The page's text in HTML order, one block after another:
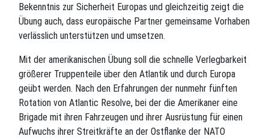
Bekenntnis zur Sicherheit Europas und gleichzeitig zeigt die
Übung auch, dass europäische Partner gemeinsame Vorhaben
verlässlich unterstützen und umsetzen.
Mit der amerikanischen Übung soll die schnelle Verlegbarkeit
größerer Truppenteile über den Atlantik und durch Europa
geübt werden. Nach den Erfahrungen der nunmehr fünften
Rotation von Atlantic Resolve, bei der die Amerikaner eine
Brigade mit ihren Fahrzeugen und ihrer Ausrüstung für einen
Aufwuchs ihrer Streitkräfte an der Ostflanke der NATO